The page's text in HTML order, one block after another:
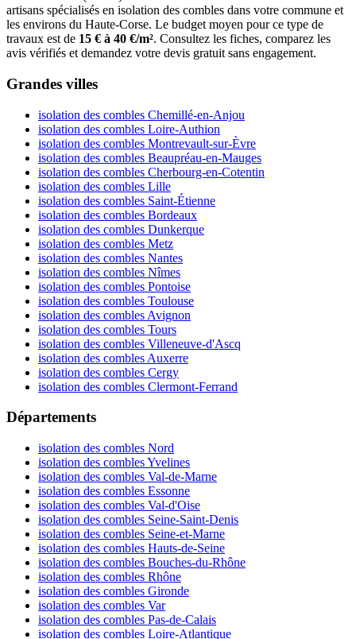
artisans spécialisés en isolation des combles dans votre commune et
les environs du Haute-Corse. Le budget moyen pour ce type de
travaux est de 15 € à 40 €/m². Consultez les fiches, comparez les
avis vérifiés et demandez votre devis gratuit sans engagement.
Grandes villes
isolation des combles Chemillé-en-Anjou
isolation des combles Loire-Authion
isolation des combles Montrevault-sur-Èvre
isolation des combles Beaupréau-en-Mauges
isolation des combles Cherbourg-en-Cotentin
isolation des combles Lille
isolation des combles Saint-Étienne
isolation des combles Bordeaux
isolation des combles Dunkerque
isolation des combles Metz
isolation des combles Nantes
isolation des combles Nîmes
isolation des combles Pontoise
isolation des combles Toulouse
isolation des combles Avignon
isolation des combles Tours
isolation des combles Villeneuve-d'Ascq
isolation des combles Auxerre
isolation des combles Cergy
isolation des combles Clermont-Ferrand
Départements
isolation des combles Nord
isolation des combles Yvelines
isolation des combles Val-de-Marne
isolation des combles Essonne
isolation des combles Val-d'Oise
isolation des combles Seine-Saint-Denis
isolation des combles Seine-et-Marne
isolation des combles Hauts-de-Seine
isolation des combles Bouches-du-Rhône
isolation des combles Rhône
isolation des combles Gironde
isolation des combles Var
isolation des combles Pas-de-Calais
isolation des combles Loire-Atlantique